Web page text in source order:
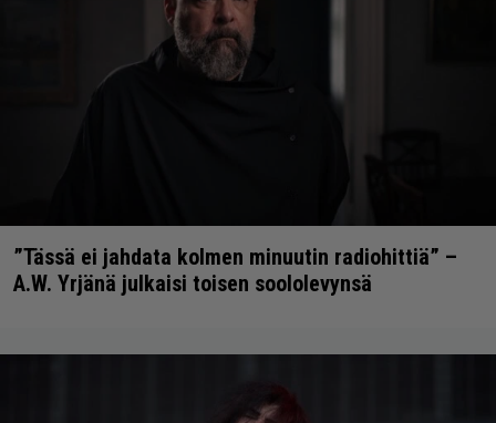
”Tässä ei jahdata kolmen minuutin radiohittiä” –
A.W. Yrjänä julkaisi toisen soololevynsä